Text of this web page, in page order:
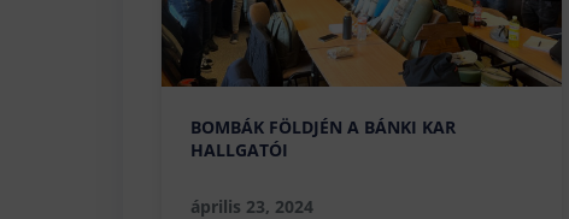
BOMBÁK FÖLDJÉN A BÁNKI KAR
HALLGATÓI
április 23, 2024